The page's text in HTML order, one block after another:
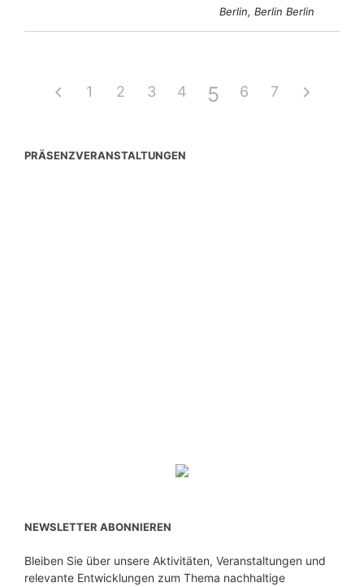
Berlin, Berlin Berlin
1 2 3 4 5 6 7
PRÄSENZVERANSTALTUNGEN
NEWSLETTER ABONNIEREN
Bleiben Sie über unsere Aktivitäten, Veranstaltungen und
relevante Entwicklungen zum Thema nachhaltige